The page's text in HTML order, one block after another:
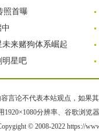
照首曝
来赌狗体系崛起
明星吧
言论不代表本站观点，如果
1920×1080分辨率、谷歌浏览
© 2008-2022 https://